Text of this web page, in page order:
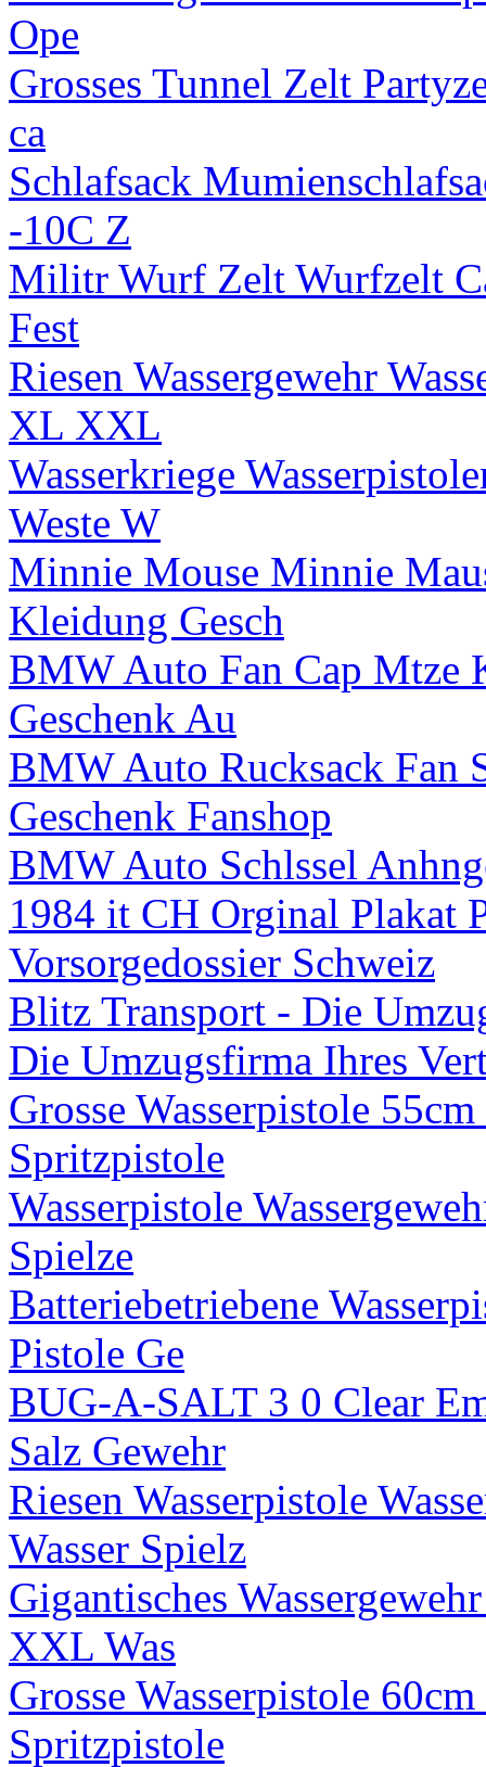
Ope
Grosses Tunnel Zelt
ca
Schlafsack
-10C Z
Militr Wurf Zelt Wurfzelt
Fest
Riesen Wassergewehr
XL XXL
Wasserkriege
Weste W
Minnie Mouse Minnie
Kleidung Gesch
BMW Auto Fan Cap Mtze
Geschenk Au
BMW Auto Rucksack Fan
Geschenk Fanshop
BMW Auto Schlssel
1984 it CH Orginal Plakat
Vorsorgedossier Schweiz
Blitz Transport - Die
Die Umzugsfirma Ihres
Grosse Wasserpistole
Spritzpistole
Wasserpistole
Spielze
Batteriebetriebene
Pistole Ge
BUG-A-SALT 3 0 Clear
Salz Gewehr
Riesen Wasserpistole
Wasser Spielz
Gigantisches
XXL Was
Grosse Wasserpistole
Spritzpistole